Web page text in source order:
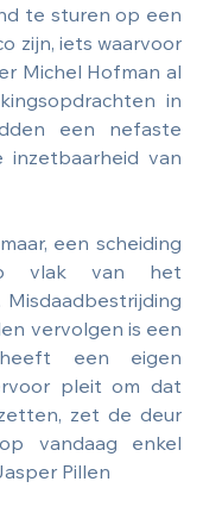
te sturen op een
zijn, iets waarvoor
Michel Hofman al
in
een nefaste
van
een scheiding
vlak van het
vervolgen is een
een eigen
pleit om dat
zet de deur
vandaag enkel
Pillen